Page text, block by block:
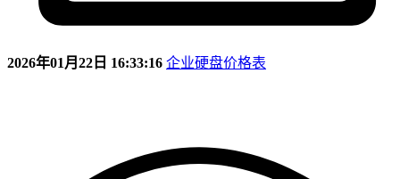
2026年01月22日 16:33:16 企业硬盘价格表